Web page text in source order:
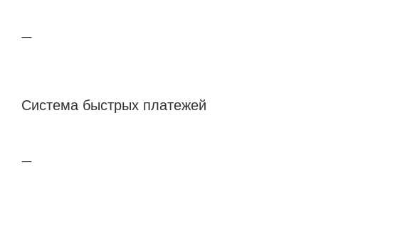
Система быстрых платежей